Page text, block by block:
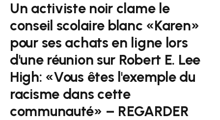
Un activiste noir clame le
conseil scolaire blanc «Karen»
pour ses achats en ligne lors
d'une réunion sur Robert E. Lee
High: «Vous êtes l'exemple du
racisme dans cette
communauté» – REGARDER